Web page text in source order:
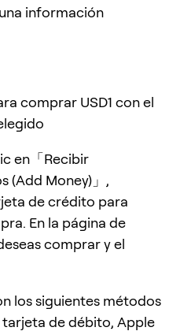
información
comprar USD1 con el
en「Recibir
(Add Money)」,
de crédito para
En la página de
comprar y el
los siguientes métodos
de débito, Apple